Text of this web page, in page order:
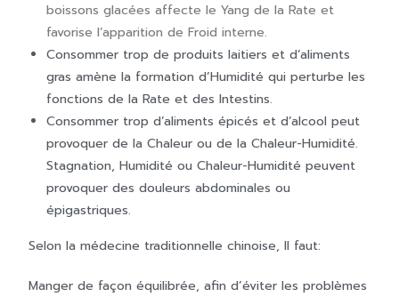
boissons glacées affecte le Yang de la Rate et
favorise l’apparition de Froid interne.
Consommer trop de produits laitiers et d’aliments
gras amène la formation d’Humidité qui perturbe les
fonctions de la Rate et des Intestins.
Consommer trop d’aliments épicés et d’alcool peut
provoquer de la Chaleur ou de la Chaleur-Humidité.
Stagnation, Humidité ou Chaleur-Humidité peuvent
provoquer des douleurs abdominales ou
épigastriques.
Selon la médecine traditionnelle chinoise, Il faut:
Manger de façon équilibrée, afin d’éviter les problèmes